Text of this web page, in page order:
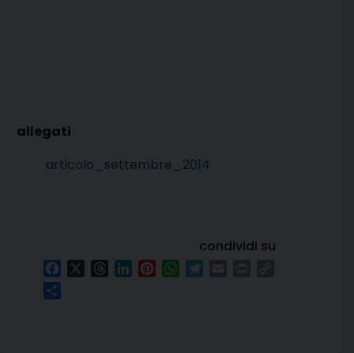
articolo_settembre_2014
condividi su
FacebookThreadsLinkedInPinterestWhatsApp